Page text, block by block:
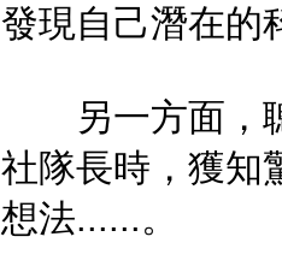
發現自己潛在的
另一方面，聰
社隊長時，獲知
想法......。